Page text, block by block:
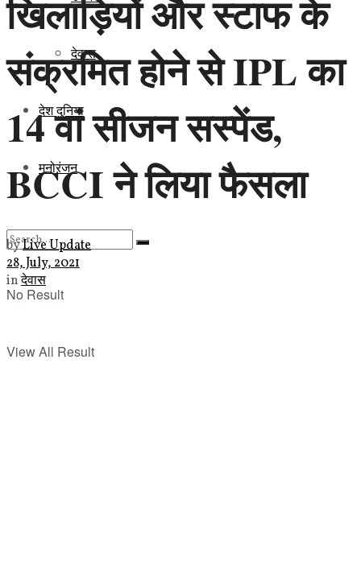
देवास
देश दुनिया
मनोरंजन
No Result
View All Result
खिलाड़ियों और स्टाफ के
संक्रमित होने से IPL का
14 वां सीजन सस्पेंड,
BCCI ने लिया फैसला
byLive Update
28, July, 2021
inदेवास